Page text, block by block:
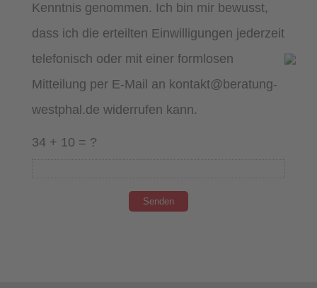
Kenntnis genommen. Ich bin mir bewusst,
dass ich die erteilten Einwilligungen jederzeit
telefonisch oder mit einer formlosen
Mitteilung per E-Mail an kontakt@beratung-
westphal.de widerrufen kann.
34 + 10 = ?